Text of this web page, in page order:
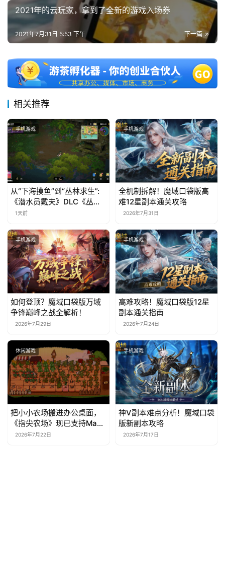
2021年的云玩家，拿到了全新的游戏入场券
下一篇
2021年7月31日 5:53 下午
相关推荐
手机游戏
从“下海摸鱼”到“丛林求生”:
《潜水员戴夫》DLC《丛
林》移动端定档8月14日
1天前
手机游戏
全机制拆解！魔域口袋版高
难12星副本通关攻略
2026年7月31日
手机游戏
如何登顶？魔域口袋版万域
争锋巅峰之战全解析！
2026年7月29日
手机游戏
高难攻略！魔域口袋版12星
副本通关指南
2026年7月24日
休闲游戏
把小小农场搬进办公桌面，
《指尖农场》现已支持Mac
系统！
2026年7月22日
手机游戏
神V副本难点分析！魔域口袋
版新副本攻略
2026年7月17日